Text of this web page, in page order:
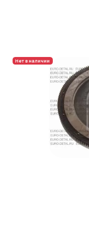
Нет в наличии